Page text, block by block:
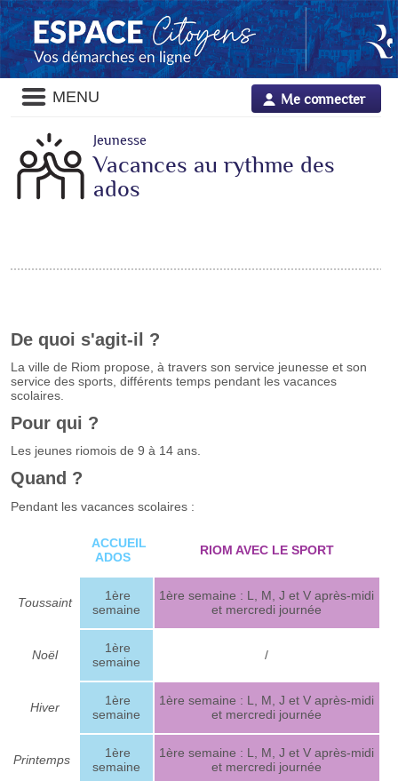
Liste
des
avertissements
MENU Me connecter
Jeunesse
Vacances au rythme des
ados
Panneau de gestion des cookies